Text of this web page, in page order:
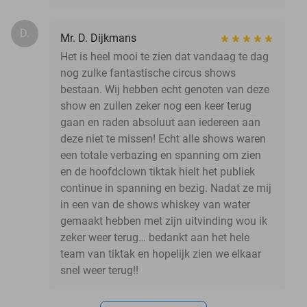
D.
Mr. D. Dijkmans
Het is heel mooi te zien dat vandaag te dag
nog zulke fantastische circus shows
bestaan. Wij hebben echt genoten van deze
show en zullen zeker nog een keer terug
gaan en raden absoluut aan iedereen aan
deze niet te missen! Echt alle shows waren
een totale verbazing en spanning om zien
en de hoofdclown tiktak hielt het publiek
continue in spanning en bezig. Nadat ze mij
in een van de shows whiskey van water
gemaakt hebben met zijn uitvinding wou ik
zeker weer terug… bedankt aan het hele
team van tiktak en hopelijk zien we elkaar
snel weer terug!!